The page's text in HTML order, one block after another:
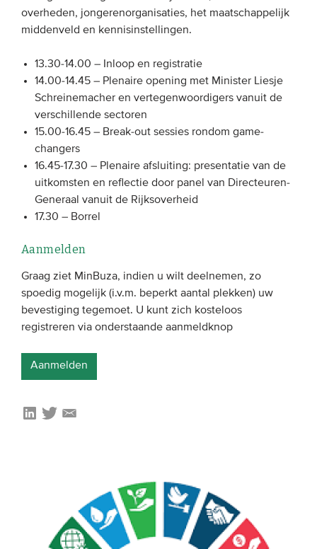
overheden, jongerenorganisaties, het maatschappelijk
middenveld en kennisinstellingen.
13.30-14.00 – Inloop en registratie
14.00-14.45 – Plenaire opening met Minister Liesje
Schreinemacher en vertegenwoordigers vanuit de
verschillende sectoren
15.00-16.45 – Break-out sessies rondom game-
changers
16.45-17.30 – Plenaire afsluiting: presentatie van de
uitkomsten en reflectie door panel van Directeuren-
Generaal vanuit de Rijksoverheid
17.30 – Borrel
Aanmelden
Graag ziet MinBuza, indien u wilt deelnemen, zo
spoedig mogelijk (i.v.m. beperkt aantal plekken) uw
bevestiging tegemoet. U kunt zich kosteloos
registreren via onderstaande aanmeldknop
Aanmelden